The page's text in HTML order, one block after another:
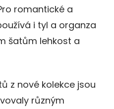
romantické a
i tyl a organza
šatům lehkost a
z nové kolekce jsou
různým